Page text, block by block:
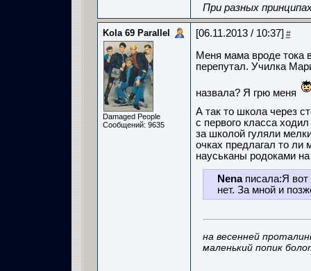
При разных
Kola 69 Parallel
Damaged People
Сообщений: 9635
[06.11.2013 / 10:37] #
Меня мама вроде тока
перепутал. Училка
назвала? Я грю меня
А так то школа через
с первого класса
за школой гуляли
очках предлагал то
науськаны родоками
Nenaписала:Я вот
нет. За мной и
на весенней
маленький попик